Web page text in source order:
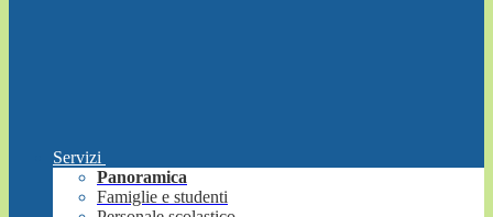
Servizi
Panoramica
Famiglie e studenti